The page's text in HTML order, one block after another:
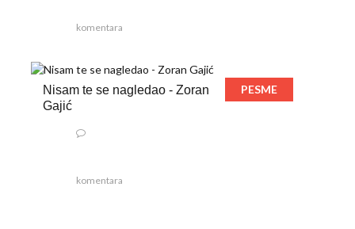
komentara
Nisam te se nagledao - Zoran
Gajić
PESME
komentara